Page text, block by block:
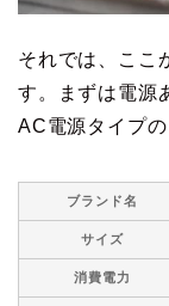
それでは、ここ
す。まずは電源
AC電源タイプの
ブランド名
サイズ
消費電力